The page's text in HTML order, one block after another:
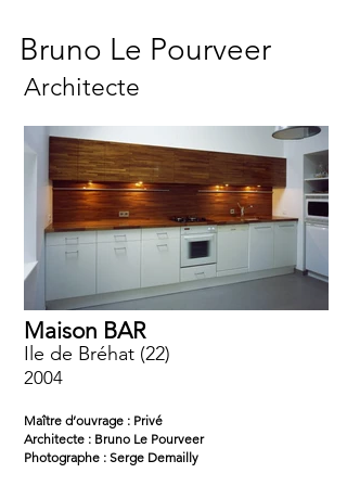
Architecte
Bruno Le Pourveer
Maison BAR
Ile de Bréhat (22)
2004
Maître d’ouvrage : Privé
Architecte : Bruno Le Pourveer
Photographe : Serge Demailly